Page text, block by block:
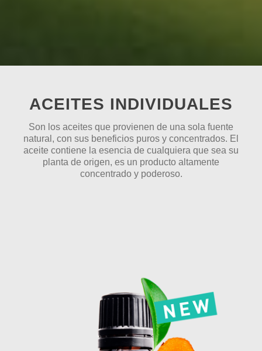
ACEITES INDIVIDUALES
Son los aceites que provienen de una sola fuente
natural, con sus beneficios puros y concentrados. El
aceite contiene la esencia de cualquiera que sea su
planta de origen, es un producto altamente
concentrado y poderoso.